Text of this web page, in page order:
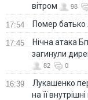
вітром
98
17:54 Помер батько
17:45
Нічна атака
загинули
82 0
16:39
Лукашенко
на її